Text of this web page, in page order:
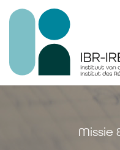
Missie